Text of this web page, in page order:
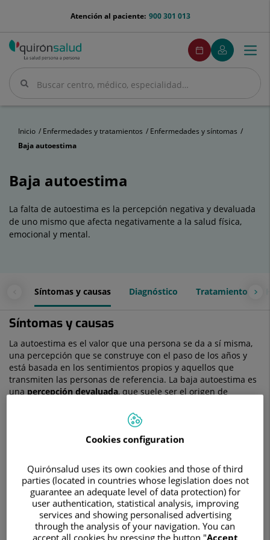
menu-
900 301 013
Atención al paciente:
Buscar
Buscar
menuPedirCita
Pedir
cita
Mi
Quirónsalud
Menú
Inicio Enfermedades y tratamientos
Enfermedades y síntomas
Baja autoestima
Baja autoestima
La falta de autoestima es la percepción negativa y devaluada
de uno mismo que afecta negativamente a la salud física,
emocional y mental.
Síntomas y causas Diagnóstico Tratamiento
Síntomas y causas
La autoestima es el valor que una persona se da a sí misma,
una percepción que se construye con el paso de los años y
está basada en los sentimientos propios y aquellos que
transmiten las personas de referencia. La baja autoestima es
unapercepción devaluada, que suele ser el origen de
Las personas con falta de autoestima tienen una
negativa de sí mismos
, con un marcado sentimiento de
incompetencia en distintos aspectos de su vida. Como
autosabotaje. A diferencia de los momentos de duda que
cualquier persona puede tener, los pacientes con la
autoestima baja tienen esta percepción de forma constante.
Síntomas
Cookies configuration
Quirónsalud uses its own cookies and those of third
parties (located in countries whose legislation does not
guarantee an adequate level of data protection) for
user authentication, statistical analysis, improving
services and showing personalised advertising
through the analysis of your navigation. You can
accept all cookies by pressing the button "Accept